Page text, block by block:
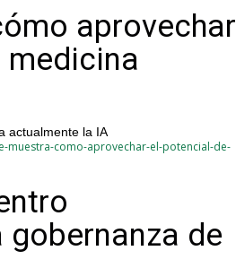
aprovechar
medicina
actualmente la IA
muestra-como-aprovechar-el-potencial-de-
de